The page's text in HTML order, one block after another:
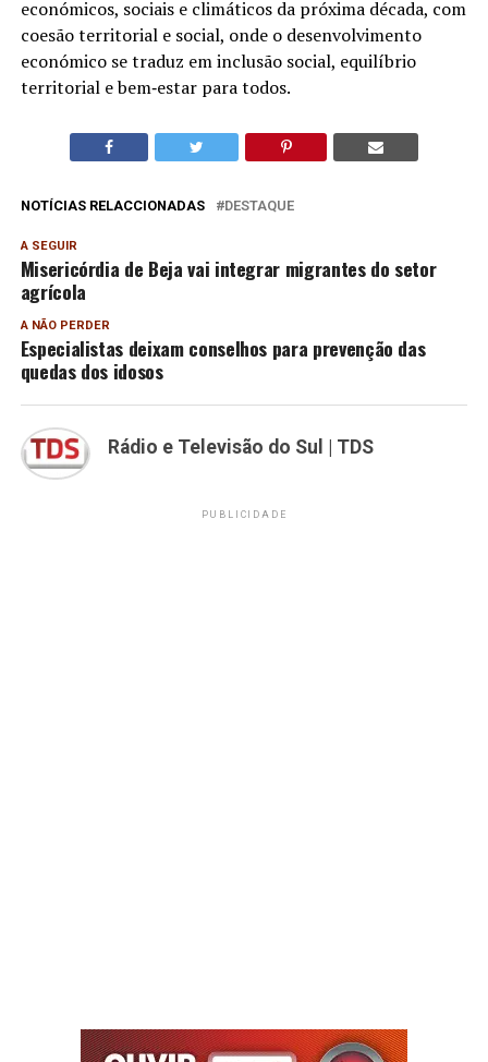
económicos, sociais e climáticos da próxima década, com
coesão territorial e social, onde o desenvolvimento
económico se traduz em inclusão social, equilíbrio
territorial e bem‐estar para todos.
NOTÍCIAS RELACCIONADAS DESTAQUE
A SEGUIR
Misericórdia de Beja vai integrar migrantes do setor
agrícola
A NÃO PERDER
Especialistas deixam conselhos para prevenção das
quedas dos idosos
Rádio e Televisão do Sul | TDS
PUBLICIDADE